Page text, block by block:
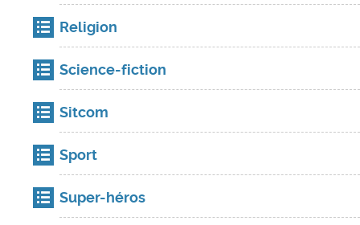
Religion
Science-fiction
Sitcom
Sport
Super-héros